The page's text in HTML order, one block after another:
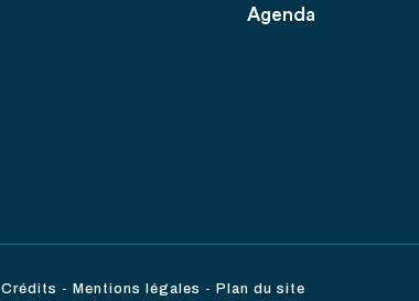
Agenda
Crédits - Mentions légales - Plan du site